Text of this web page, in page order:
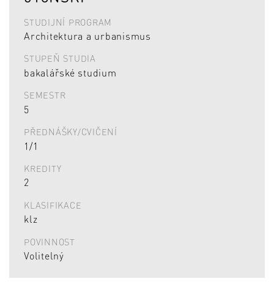
STUDIJNÍ PROGRAM
Architektura a urbanismus
STUPEŇ STUDIA
bakalářské studium
SEMESTR
5
PŘEDNÁŠKY/CVIČENÍ
1/1
KREDITY
2
KLASIFIKACE
klz
POVINNOST
Volitelný